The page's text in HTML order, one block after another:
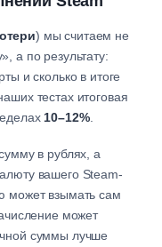
) мы считаем не
а по результату:
и сколько в итоге
тестах итоговая
10–12%.
в рублях, а
вашего Steam-
может взымать сам
может
суммы лучше